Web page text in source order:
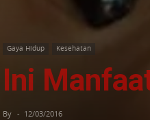
Gaya Hidup Kesehatan
Ini
By - 12/03/2016